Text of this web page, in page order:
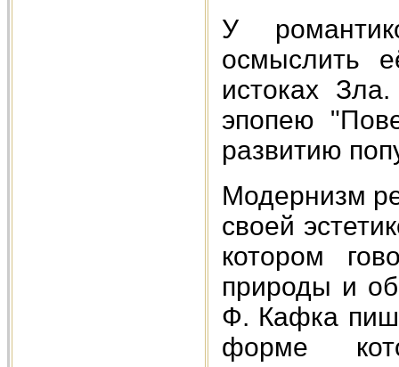
У
осмыслить
истоках
эпопею
развитию
Модернизм
своей
котором
природы и об
Ф. Кафка
форме